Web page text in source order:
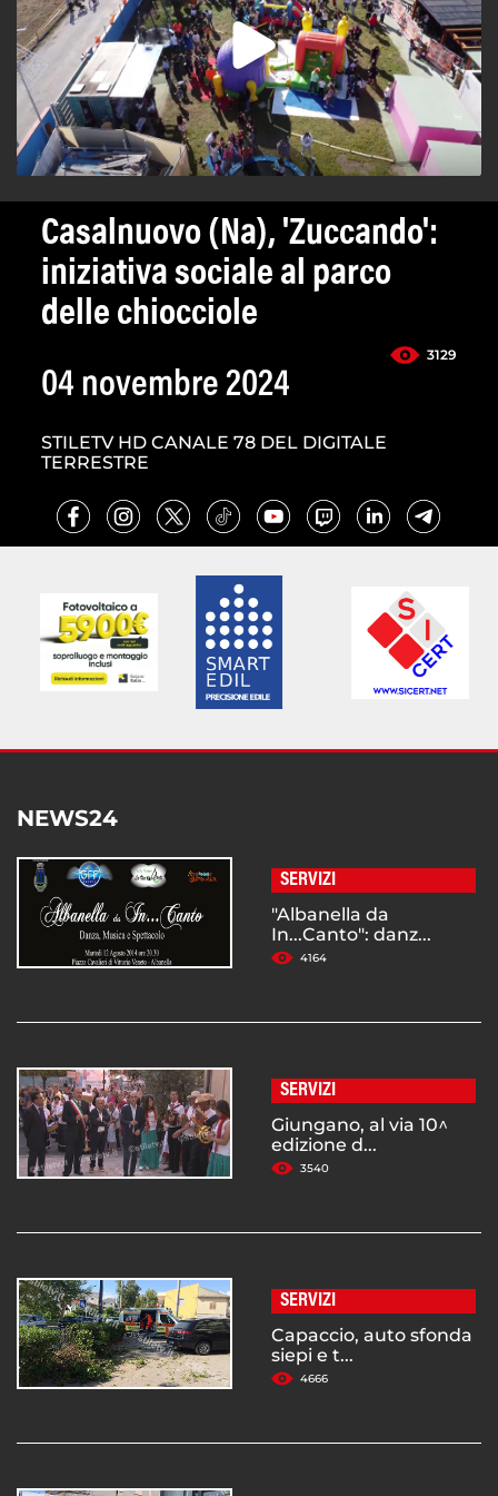
Casalnuovo (Na), 'Zuccando':
iniziativa sociale al parco
delle chiocciole
3129
04 novembre 2024
STILETV HD CANALE 78 DEL DIGITALE
TERRESTRE
NEWS24
SERVIZI
"Albanella da
In...Canto": danz...
4164
SERVIZI
Giungano, al via 10^
edizione d...
3540
SERVIZI
Capaccio, auto sfonda
siepi e t...
4666